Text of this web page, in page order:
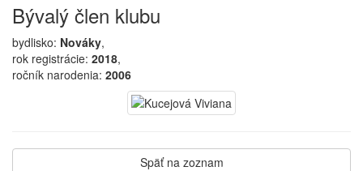
Bývalý člen klubu
bydlisko: Nováky,
rok registrácie: 2018,
ročník narodenia: 2006
Späť na zoznam